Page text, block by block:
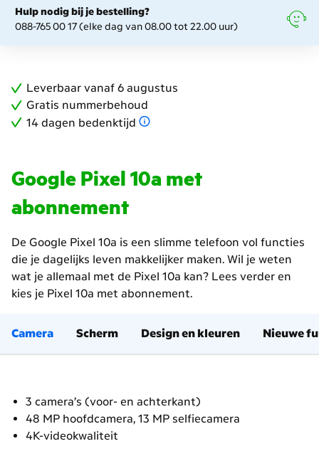
Hulp nodig bij je bestelling?
088-765 00 17 (elke dag van 08.00 tot 22.00 uur)
Leverbaar vanaf 6 augustus
Gratis nummerbehoud
14 dagen bedenktijd
Google Pixel 10a met
abonnement
De Google Pixel 10a is een slimme telefoon vol functies
die je dagelijks leven makkelijker maken. Wil je weten
wat je allemaal met de Pixel 10a kan? Lees verder en
kies je Pixel 10a met abonnement.
Camera Scherm Design en kleuren Nieuwe
3 camera’s (voor- en achterkant)
48 MP hoofdcamera, 13 MP selfiecamera
4K-videokwaliteit